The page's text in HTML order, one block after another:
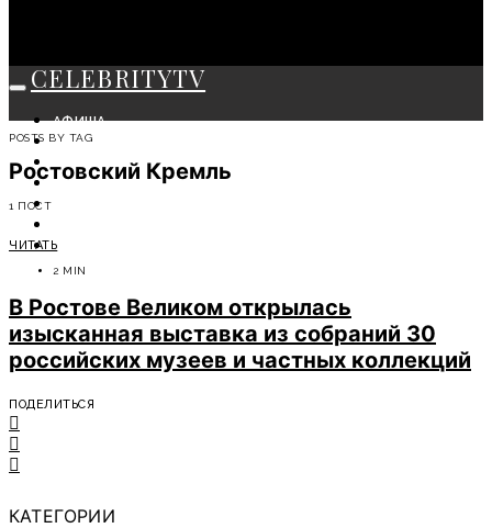
CELEBRITYTV
АФИША
СОБЫТИЯ
КРАСОТА
МОДА
СОВЕТЫ ЭКСПЕРТОВ
POSTS BY TAG
Ростовский Кремль
1 ПОСТ
ЧИТАТЬ
2 MIN
В Ростове Великом открылась
изысканная выставка из собраний 30
российских музеев и частных коллекций
ПОДЕЛИТЬСЯ
КАТЕГОРИИ